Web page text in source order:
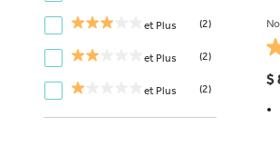
et Plus (2)
et Plus (2)
et Plus (2)
5.
$